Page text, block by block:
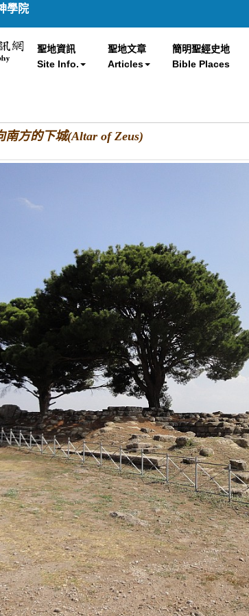
學院
聖地資訊
Site Info.
聖地文章
Articles
簡明聖經史地
Bible Places
南方的下城(Altar of Zeus)